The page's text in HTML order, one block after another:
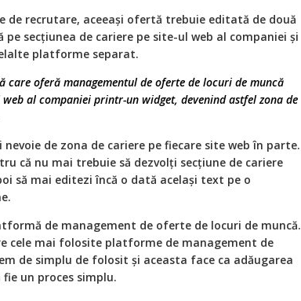
de recrutare, aceeași ofertă trebuie editată de două
secțiunea de cariere pe site-ul web al companiei și
platforme separat.
care oferă managementul de oferte de locuri de muncă
al companiei printr-un widget, devenind astfel zona de
de zona de cariere pe fiecare site web în parte.
că nu mai trebuie să dezvolți secțiune de cariere
să mai editezi încă o dată același text pe o
de management de oferte de locuri de muncă.
cele mai folosite platforme de management de
de simplu de folosit și aceasta face ca adăugarea
un proces simplu.